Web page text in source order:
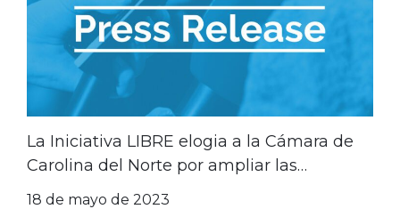
La Iniciativa LIBRE elogia a la Cámara de
Carolina del Norte por ampliar las
oportunidades educativas
18 de mayo de 2023